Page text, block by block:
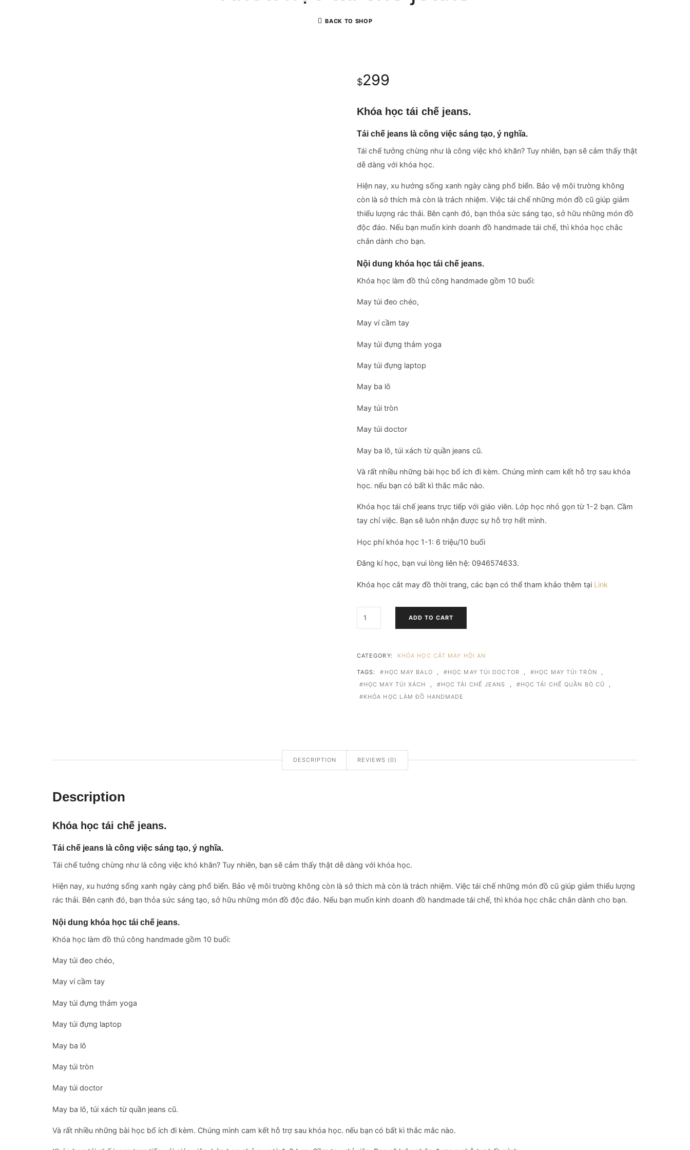
BACK TO SHOP
$299
Khóa học tái chế jeans.
Tái chế jeans là công việc sáng tạo, ý nghĩa.
Tái chế tưởng chừng như là công việc khó khăn? Tuy nhiên, bạn sẽ cảm thấy thật
dễ dàng với khóa học.
Hiện nay, xu hướng sống xanh ngày càng phổ biển. Bảo vệ môi trường không
còn là sở thích mà còn là trách nhiệm. Việc tái chế những món đồ cũ giúp giảm
thiểu lượng rác thải. Bên cạnh đó, bạn thỏa sức sáng tạo, sở hữu những món đồ
độc đáo. Nếu bạn muốn kinh doanh đồ handmade tái chế, thì khóa học chắc
chắn dành cho bạn.
Nội dung khóa học tái chế jeans.
Khóa học làm đồ thủ công handmade gồm 10 buổi:
May túi đeo chéo,
May ví cầm tay
May túi đựng thảm yoga
May túi đựng laptop
May ba lô
May túi tròn
May túi doctor
May ba lô, túi xách từ quần jeans cũ.
Và rất nhiều những bài học bổ ích đi kèm. Chúng mình cam kết hỗ trợ sau khóa
học. nếu bạn có bất kì thắc mắc nào.
Khóa học tái chế jeans trực tiếp với giáo viên. Lớp học nhỏ gọn từ 1-2 bạn. Cầm
tay chỉ việc. Bạn sẽ luôn nhận được sự hỗ trợ hết mình.
Học phí khóa học 1-1: 6 triệu/10 buổi
Đăng kí học, bạn vui lòng liên hệ: 0946574633.
Khóa học cắt may đồ thời trang, các bạn có thể tham khảo thêm tại Link
HỌC
JEANS
ADD TO CART
CATEGORY: KHÓA HỌC CẮT MAY HỘI AN
TAGS: HỌC MAY BALO , HỌC MAY TÚI DOCTOR , HỌC MAY TÚI TRÒN
,
HỌC MAY TÚI XÁCH
, HỌC TÁI CHẾ JEANS , HỌC TÁI CHẾ QUẦN BÒ CŨ
,
KHÓA HỌC LÀM ĐỒ HANDMADE
DESCRIPTION REVIEWS (0)
Description
Khóa học tái chế jeans.
Tái chế jeans là công việc sáng tạo, ý nghĩa.
Tái chế tưởng chừng như là công việc khó khăn? Tuy nhiên, bạn sẽ cảm thấy thật dễ dàng với khóa học.
Hiện nay, xu hướng sống xanh ngày càng phổ biển. Bảo vệ môi trường không còn là sở thích mà còn là trách nhiệm. Việc tái chế những món đồ cũ giúp giảm thiểu lượng
rác thải. Bên cạnh đó, bạn thỏa sức sáng tạo, sở hữu những món đồ độc đáo. Nếu bạn muốn kinh doanh đồ handmade tái chế, thì khóa học chắc chắn dành cho bạn.
Nội dung khóa học tái chế jeans.
Khóa học làm đồ thủ công handmade gồm 10 buổi:
May túi đeo chéo,
May ví cầm tay
May túi đựng thảm yoga
May túi đựng laptop
May ba lô
May túi tròn
May túi doctor
May ba lô, túi xách từ quần jeans cũ.
Và rất nhiều những bài học bổ ích đi kèm. Chúng mình cam kết hỗ trợ sau khóa học. nếu bạn có bất kì thắc mắc nào.